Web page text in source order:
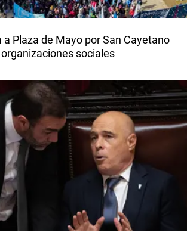
Plaza de Mayo por San Cayetano
sociales